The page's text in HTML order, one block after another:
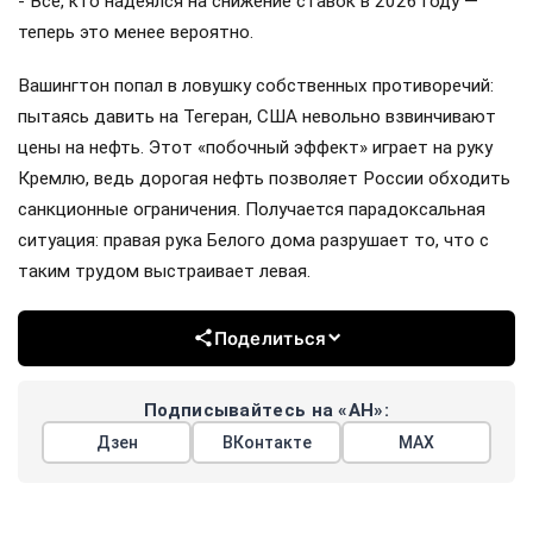
теперь это менее вероятно.
Вашингтон попал в ловушку собственных противоречий:
пытаясь давить на Тегеран, США невольно взвинчивают
цены на нефть. Этот «побочный эффект» играет на руку
Кремлю, ведь дорогая нефть позволяет России обходить
санкционные ограничения. Получается парадоксальная
ситуация: правая рука Белого дома разрушает то, что с
таким трудом выстраивает левая.
Поделиться
Подписывайтесь на «АН»:
Дзен ВКонтакте МАХ